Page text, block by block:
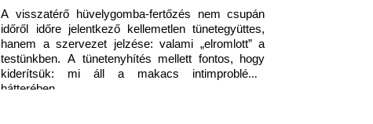
A visszatérő hüvelygomba-fertőzés nem csupán
időről időre jelentkező kellemetlen tünetegyüttes,
hanem a szervezet jelzése: valami „elromlott” a
testünkben. A tünetenyhítés mellett fontos, hogy
kiderítsük: mi áll a makacs intimprobléma
hátterében.